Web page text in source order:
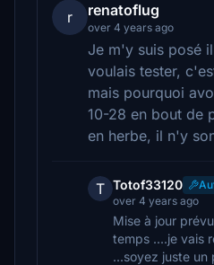
r renatoflug
over 4 years ago
Je m'y suis posé
voulais tester,
mais pourquoi
10-28 en bout de
en herbe, il n'y
T Totof33120
over 4 years ago
Mise à jour
temps ....je vais
...soyez juste un